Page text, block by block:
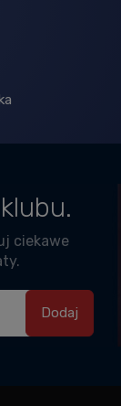
ciekawe